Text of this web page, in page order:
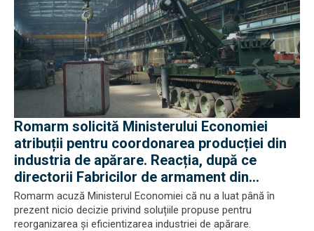
Romarm solicită Ministerului Economiei
atribuții pentru coordonarea producției din
industria de apărare. Reacția, după ce
directorii Fabricilor de armament din
București și Plopeni au fost reținuți de DNA
Romarm acuză Ministerul Economiei că nu a luat până în
prezent nicio decizie privind soluțiile propuse pentru
reorganizarea și eficientizarea industriei de apărare.